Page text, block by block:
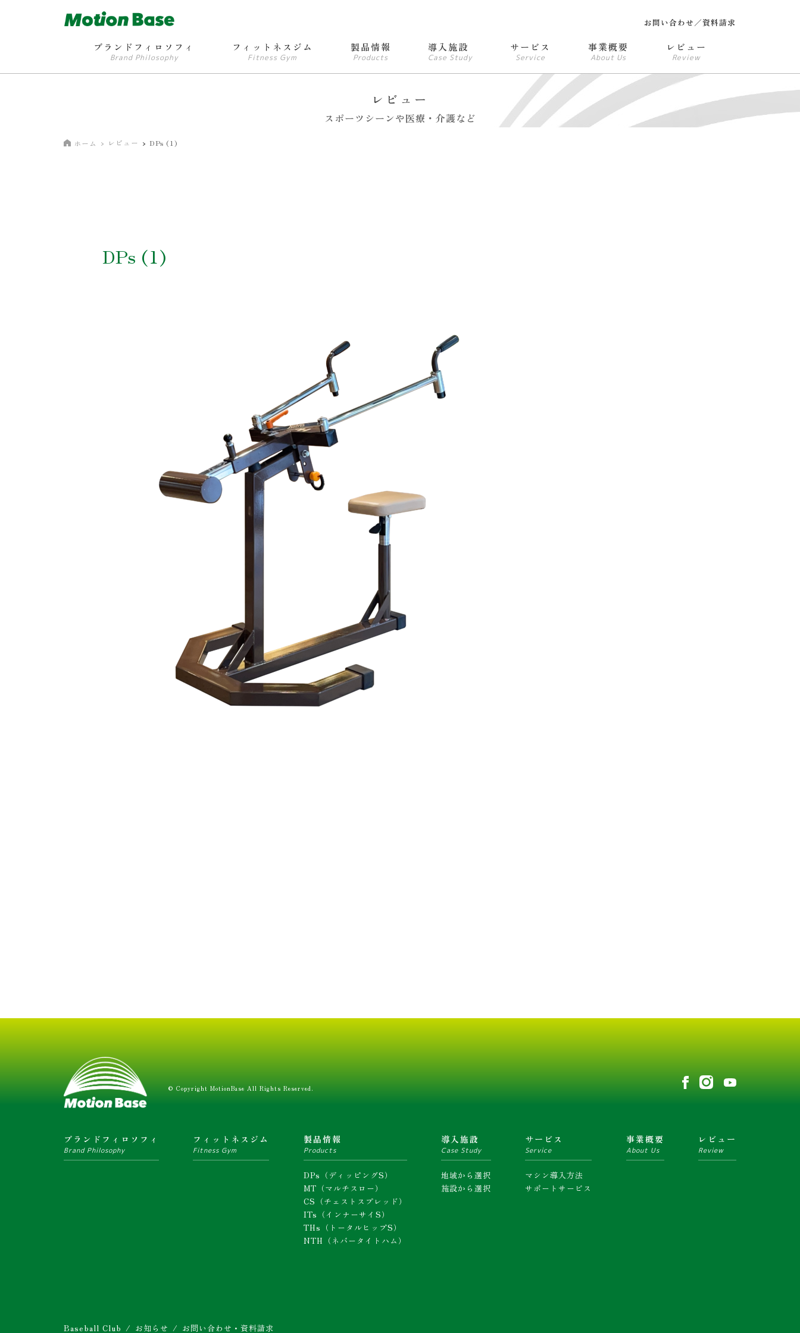
お問い合わせ／資料請求
ブランドフィロソフィ
Brand Philosophy
フィットネスジム
Fitness Gym
製品情報
Products
導入施設
Case Study
サービス
Service
事業概要
About Us
レビュー
Review
レビュー
スポーツシーンや医療・介護など
ホーム レビュー DPs (1)
DPs (1)
© Copyright MotionBase All Rights Reserved.
ブランドフィロソフィ
Brand Philosophy
フィットネスジム
Fitness Gym
製品情報
Products
DPs（ディッピングS）
MT（マルチスロー）
CS（チェストスプレッド）
ITs（インナーサイS）
THs（トータルヒップS）
NTH（ネバータイトハム）
導入施設
Case Study
地域から選択
施設から選択
サービス
Service
マシン導入方法
サポートサービス
事業概要
About Us
レビュー
Review
Baseball Club お知らせ お問い合わせ・資料請求